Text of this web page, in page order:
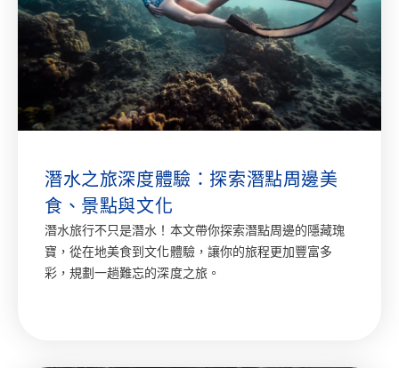
潛水之旅深度體驗：探索潛點周邊美
食、景點與文化
潛水旅行不只是潛水！本文帶你探索潛點周邊的隱藏瑰
寶，從在地美食到文化體驗，讓你的旅程更加豐富多
彩，規劃一趟難忘的深度之旅。